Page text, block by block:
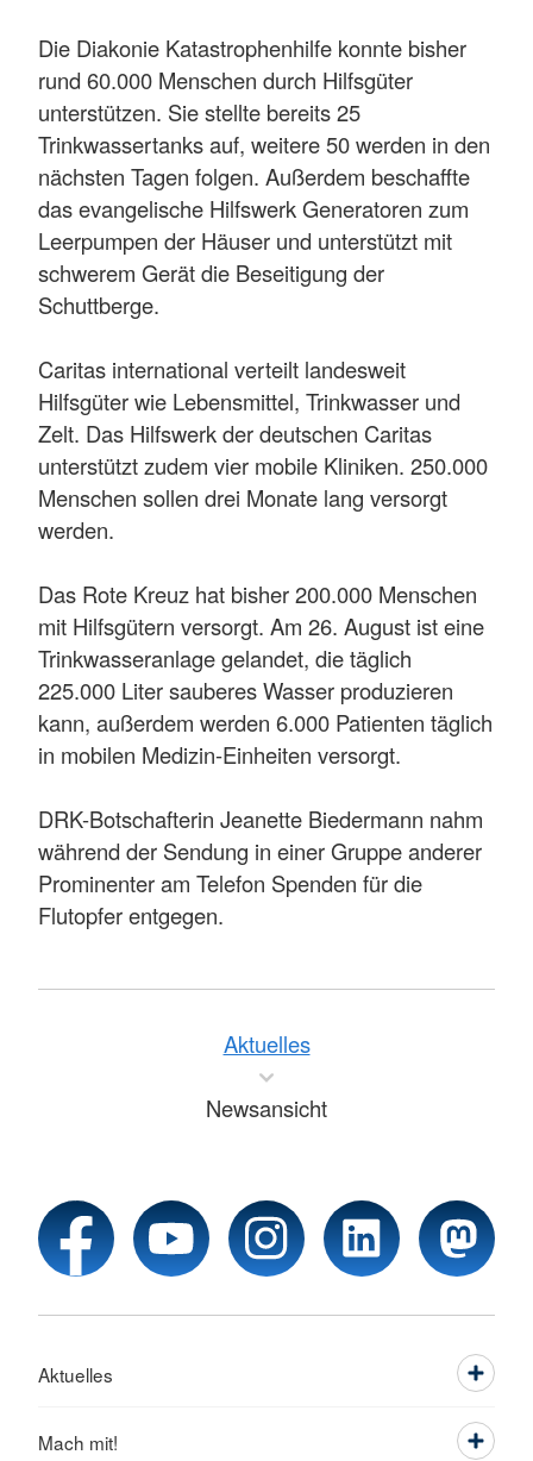
Die Diakonie Katastrophenhilfe konnte bisher
rund 60.000 Menschen durch Hilfsgüter
unterstützen. Sie stellte bereits 25
Trinkwassertanks auf, weitere 50 werden in den
nächsten Tagen folgen. Außerdem beschaffte
das evangelische Hilfswerk Generatoren zum
Leerpumpen der Häuser und unterstützt mit
schwerem Gerät die Beseitigung der
Schuttberge.
Caritas international verteilt landesweit
Hilfsgüter wie Lebensmittel, Trinkwasser und
Zelt. Das Hilfswerk der deutschen Caritas
unterstützt zudem vier mobile Kliniken. 250.000
Menschen sollen drei Monate lang versorgt
werden.
Das Rote Kreuz hat bisher 200.000 Menschen
mit Hilfsgütern versorgt. Am 26. August ist eine
Trinkwasseranlage gelandet, die täglich
225.000 Liter sauberes Wasser produzieren
kann, außerdem werden 6.000 Patienten täglich
in mobilen Medizin-Einheiten versorgt.
DRK-Botschafterin Jeanette Biedermann nahm
während der Sendung in einer Gruppe anderer
Prominenter am Telefon Spenden für die
Flutopfer entgegen.
Aktuelles
Newsansicht
Aktuelles
Mach mit!